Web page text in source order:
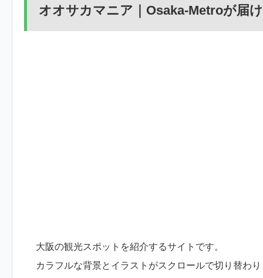
オオサカマニア｜Osaka-Metroが届
大阪の観光スポットを紹介するサイトです。
カラフルな背景とイラストがスクロールで切り替わ